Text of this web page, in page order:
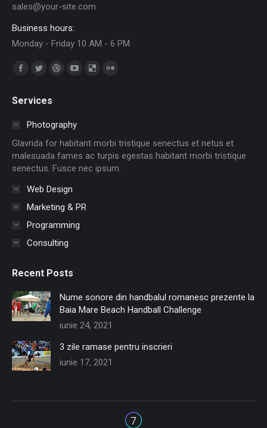
sales@your-site.com
Business hours:
Monday - Friday 10 AM - 6 PM
Find us on:
Facebook
opens
window
Twitter
opens
in
window
Dribbble
in
window
YouTube
in
window
Delicious
windowwindow
Services
Photography
Glavrida for habitant morbi tristique senectus et netus et
malesuada fames ac turpis egestas habitant morbi tristique
senectus. Fusce nec ipsum.
Web Design
Marketing & PR
Programming
Consulting
Recent Posts
Nume sonore din handbalul romanesc prezente la
Baia Mare Beach Handball Challenge
iunie 24, 2021
3 zile ramase pentru inscrieri
iunie 17, 2021